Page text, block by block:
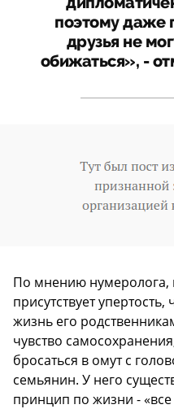
поэтому даже
друзья не
обижаться», -
По мнению нумеролога,
присутствует
жизнь его
чувство
бросаться в омут с
семьянин. У него
принцип по жизни -